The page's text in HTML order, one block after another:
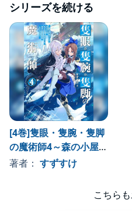
シリーズを続ける
[4巻]隻眼・隻腕・隻脚
の魔術師4～森の小屋に
籠っていたら早2000
ばれていた。僕はただ
魔術の探求をしたいだ
著者： すずすけ
こちら